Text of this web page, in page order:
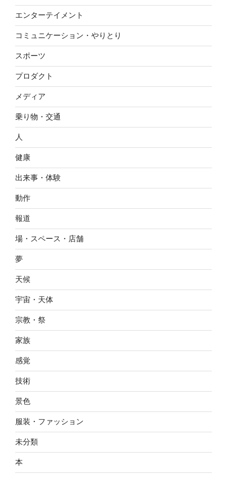
エンターテイメント
コミュニケーション・やりとり
スポーツ
プロダクト
メディア
乗り物・交通
人
健康
出来事・体験
動作
報道
場・スペース・店舗
夢
天候
宇宙・天体
宗教・祭
家族
感覚
技術
景色
服装・ファッション
未分類
本